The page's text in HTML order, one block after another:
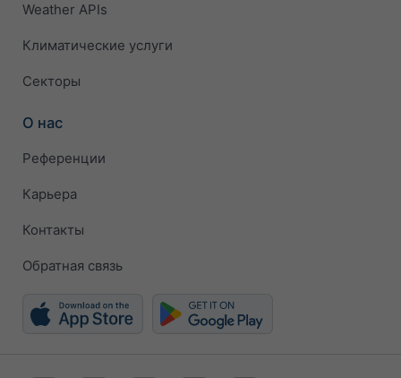
Weather APIs
Климатические услуги
Секторы
О нас
Референции
Карьера
Контакты
Обратная связь